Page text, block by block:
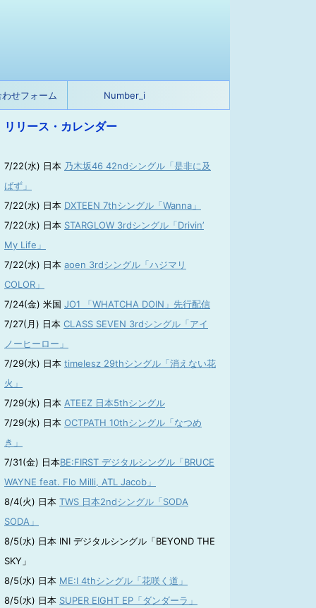
せフォーム Number_i
リリース・カレンダー
7/22(水) 日本 乃木坂46 42ndシングル「是非に及
ばず」
7/22(水) 日本 DXTEEN 7thシングル「Wanna」
7/22(水) 日本 STARGLOW 3rdシングル「Drivin’
My Life」
7/22(水) 日本 aoen 3rdシングル「ハジマリ
COLOR」
7/24(金) 米国 JO1 「WHATCHA DOIN」先行配信
7/27(月) 日本 CLASS SEVEN 3rdシングル「アイ
ノーヒーロー」
7/29(水) 日本 timelesz 29thシングル「消えない花
火」
7/29(水) 日本 ATEEZ 日本5thシングル
7/29(水) 日本 OCTPATH 10thシングル「なつめ
き」
7/31(金) 日本BE:FIRST デジタルシングル「BRUCE
WAYNE feat. Flo Milli, ATL Jacob」
8/4(火) 日本 TWS 日本2ndシングル「SODA
SODA」
8/5(水) 日本 INI デジタルシングル「BEYOND THE
SKY」
8/5(水) 日本 ME:I 4thシングル「花咲く道」
8/5(水) 日本 SUPER EIGHT EP「ダンダーラ」